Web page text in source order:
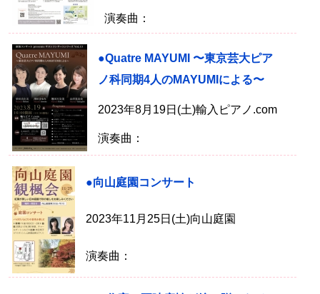
演奏曲：
●Quatre MAYUMI 〜東京芸大ピア
ノ科同期4人のMAYUMIによる〜
2023年8月19日(土)輸入ピアノ.com
演奏曲：
●向山庭園コンサート
2023年11月25日(土)向山庭園
演奏曲：